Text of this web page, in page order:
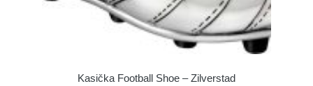
Kasička Football Shoe – Zilverstad